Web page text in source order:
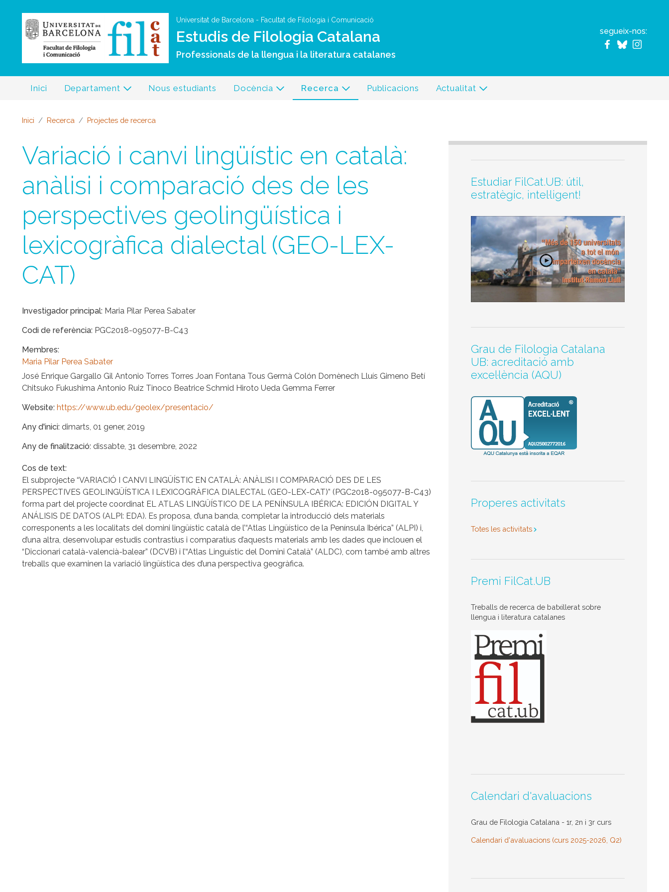
Universitat de Barcelona - Facultat de Filologia i Comunicació
Estudis de Filologia Catalana
Professionals de la llengua i la literatura catalanes
segueix-nos:
Inici Departament Nous estudiants Docència Recerca Publicacions Actualitat
Inici Recerca Projectes de recerca
Variació i canvi lingüístic en català:
anàlisi i comparació des de les
perspectives geolingüística i
lexicogràfica dialectal (GEO-LEX-
CAT)
Investigador principal Maria Pilar Perea Sabater
Codi de referència PGC2018-095077-B-C43
Membres
Maria Pilar Perea Sabater
José Enrique Gargallo Gil Antonio Torres Torres Joan Fontana Tous Germà Colón Domènech Lluís Gimeno Betí
Chitsuko Fukushima Antonio Ruiz Tinoco Beatrice Schmid Hiroto Ueda Gemma Ferrer
Website https://www.ub.edu/geolex/presentacio/
Any d'inici dimarts, 01 gener, 2019
Any de finalització dissabte, 31 desembre, 2022
Cos de text
El subprojecte “VARIACIÓ I CANVI LINGÜÍSTIC EN CATALÀ: ANÀLISI I COMPARACIÓ DES DE LES
PERSPECTIVES GEOLINGÜÍSTICA I LEXICOGRÀFICA DIALECTAL (GEO-LEX-CAT)” (PGC2018-095077-B-C43)
forma part del projecte coordinat EL ATLAS LINGÜÍSTICO DE LA PENÍNSULA IBÉRICA: EDICIÓN DIGITAL Y
ANÁLISIS DE DATOS (ALPI: EDA). Es proposa, d’una banda, completar la introducció dels materials
corresponents a les localitats del domini lingüístic català de l’“Atlas Lingüístico de la Península Ibérica” (ALPI) i,
d’una altra, desenvolupar estudis contrastius i comparatius d’aquests materials amb les dades que inclouen el
“Diccionari català-valencià-balear” (DCVB) i l’“Atlas Linguístic del Domini Català” (ALDC), com també amb altres
treballs que examinen la variació lingüística des d’una perspectiva geogràfica.
Estudiar FilCat.UB: útil,
estratègic, intel·ligent!
Grau de Filologia Catalana
UB: acreditació amb
excel·lència (AQU)
Properes activitats
Totes les activitats
Premi FilCat.UB
Treballs de recerca de batxillerat sobre
llengua i literatura catalanes
Calendari d'avaluacions
Grau de Filologia Catalana - 1r, 2n i 3r curs
Calendari d'avaluacions (curs 2025-2026, Q2)